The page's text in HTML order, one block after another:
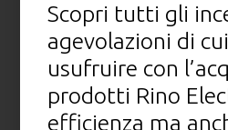
Scopri tutti gli
agevolazioni di
usufruire con
prodotti Rino
efficienza ma